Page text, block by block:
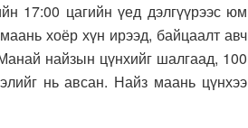
17:00 цагийн үед дэлгүүрээс юм
хоёр хүн ирээд, байцаалт авч
найзын цүнхийг шалгаад, 100
нь авсан. Найз маань цүнхээ